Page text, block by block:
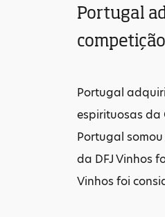
Portugal
Portugal
espirituosas da
Portugal
da DFJ Vinhos
Vinhos foi